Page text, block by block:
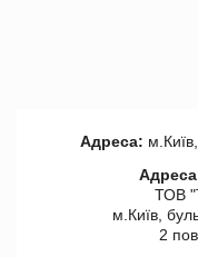
Адреса:
Адреса
ТОВ
м.Київ,
2